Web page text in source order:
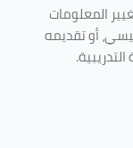
المعلومات
أو تقديمه
.